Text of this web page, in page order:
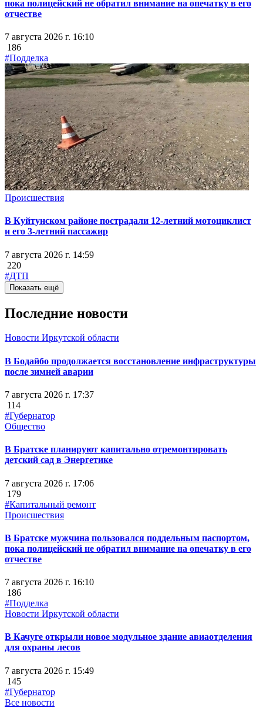
пока полицейский не обратил внимание на опечатку в его
отчестве
7 августа 2026 г. 16:10
186
#Подделка
Происшествия
В Куйтунском районе пострадали 12-летний мотоциклист
и его 3-летний пассажир
7 августа 2026 г. 14:59
220
#ДТП
Показать ещё
Последние новости
Новости Иркутской области
В Бодайбо продолжается восстановление инфраструктуры
после зимней аварии
7 августа 2026 г. 17:37
114
#Губернатор
Общество
В Братске планируют капитально отремонтировать
детский сад в Энергетике
7 августа 2026 г. 17:06
179
#Капитальный ремонт
Происшествия
В Братске мужчина пользовался поддельным паспортом,
пока полицейский не обратил внимание на опечатку в его
отчестве
7 августа 2026 г. 16:10
186
#Подделка
Новости Иркутской области
В Качуге открыли новое модульное здание авиаотделения
для охраны лесов
7 августа 2026 г. 15:49
145
#Губернатор
Все новости